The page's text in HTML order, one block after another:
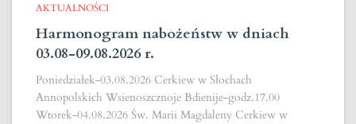
AKTUALNOŚCI
Harmonogram nabożeństw w dniach
03.08-09.08.2026 r.
Poniedziałek-03.08.2026 Cerkiew w Słochach
Annopolskich Wsienoszcznoje Bdienije-godz.17.00
Wtorek-04.08.2026 Św. Marii Magdaleny Cerkiew w